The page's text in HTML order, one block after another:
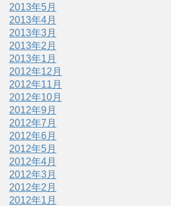
2013年5月
2013年4月
2013年3月
2013年2月
2013年1月
2012年12月
2012年11月
2012年10月
2012年9月
2012年7月
2012年6月
2012年5月
2012年4月
2012年3月
2012年2月
2012年1月